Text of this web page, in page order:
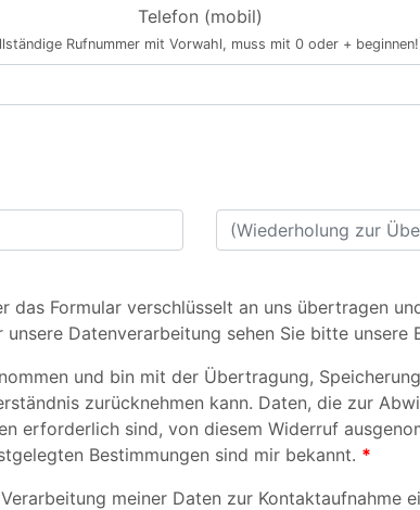
Telefon (mobil)
Rufnummer mit Vorwahl, muss mit 0 oder +
das Formular verschlüsselt an uns übertragen
Datenverarbeitung sehen Sie bitte unsere
und bin mit der Übertragung,
zurücknehmen kann. Daten, die zur
erforderlich sind, von diesem Widerruf
Bestimmungen sind mir bekannt. *
meiner Daten zur Kontaktaufnahme